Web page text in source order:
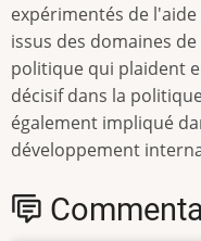
expérimentés de
issus des domaines
politique qui plaident
décisif dans la
également impliqué
développement